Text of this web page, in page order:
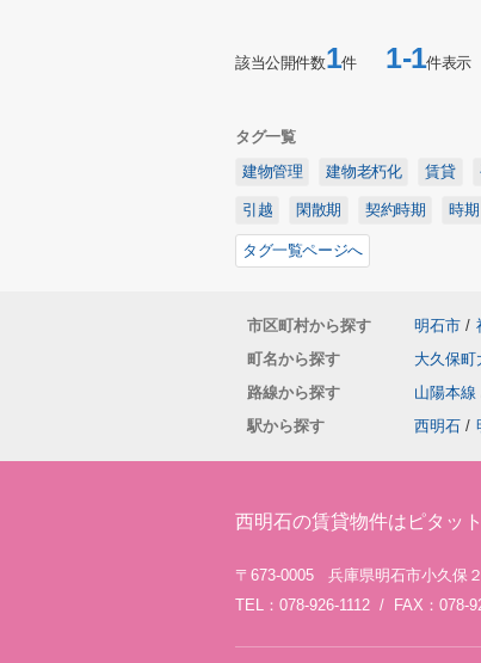
該当公開件数1件1-1件表示
タグ一覧
建物管理
建物老朽化 賃貸
引越 閑散期 契約時期 時期
タグ一覧ページへ
市区町村から探す 明石市 /
町名から探す
大久保町
路線から探す
山陽本線
駅から探す
西明石 /
西明石の賃貸物件はピタッ
〒673-0005 兵庫県明石市小久保
TEL：078-926-1112 / FAX：078-